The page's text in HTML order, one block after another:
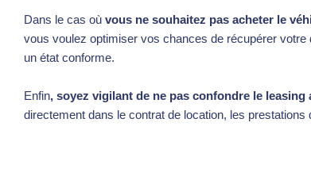
Dans le cas où vous ne souhaitez pas acheter le
vous voulez optimiser vos chances de récupérer
un état conforme.
Enfin, soyez vigilant de ne pas confondre le
directement dans le contrat de location, les prestations